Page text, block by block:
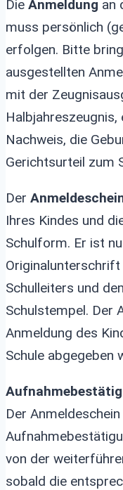
Die Anmeldung an
muss persönlich
erfolgen. Bitte
ausgestellten
mit der
Nachweis, die
Gerichtsurteil zum
Der
Ihres Kindes und
Schulform. Er ist
Schulleiters und
Schulstempel. Der
Anmeldung des
Schule abgegeben
Der
von der
sobald die